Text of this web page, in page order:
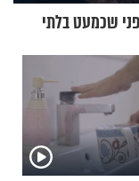
שכמעט בלתי